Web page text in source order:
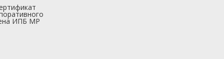
ИПБ МР